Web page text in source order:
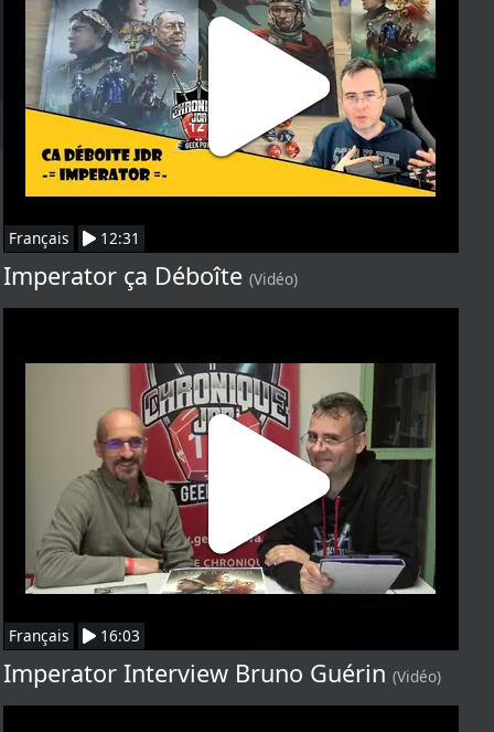
Français 12:31
Imperator ça Déboîte (Vidéo)
Français 16:03
Imperator Interview Bruno Guérin (Vidéo)